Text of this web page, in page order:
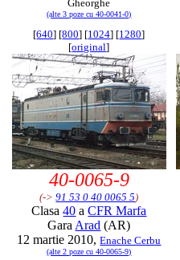
Gheorghe
(alte 3 poze cu 40-0041-0)
[640] [800] [1024] [1280]
[original]
40-0065-9
(->91 53 0 40 0065 5)
Clasa40 aCFR Marfa
Gara Arad (AR)
12 martie 2010,Enache Cerbu
(alte 2 poze cu 40-0065-9)